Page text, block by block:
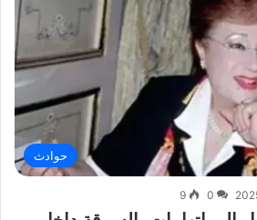
حوادث
0
9